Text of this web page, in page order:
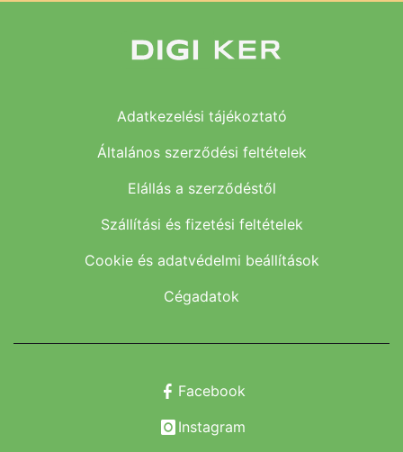
Adatkezelési tájékoztató
Általános szerződési feltételek
Elállás a szerződéstől
Szállítási és fizetési feltételek
Cookie és adatvédelmi beállítások
Cégadatok
Facebook
Instagram